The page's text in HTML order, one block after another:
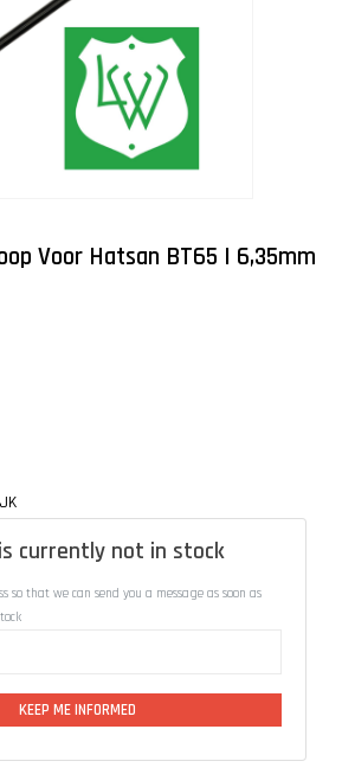
Voor Hatsan BT65 | 6,35mm
currently not in stock
so that we can send you a message as soon as
KEEP ME INFORMED